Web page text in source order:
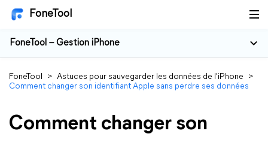
FoneTool
FoneTool – Gestion iPhone
FoneTool > Astuces pour sauvegarder les données de l'iPhone
>
Comment changer son identifiant Apple sans perdre ses données
Comment changer son